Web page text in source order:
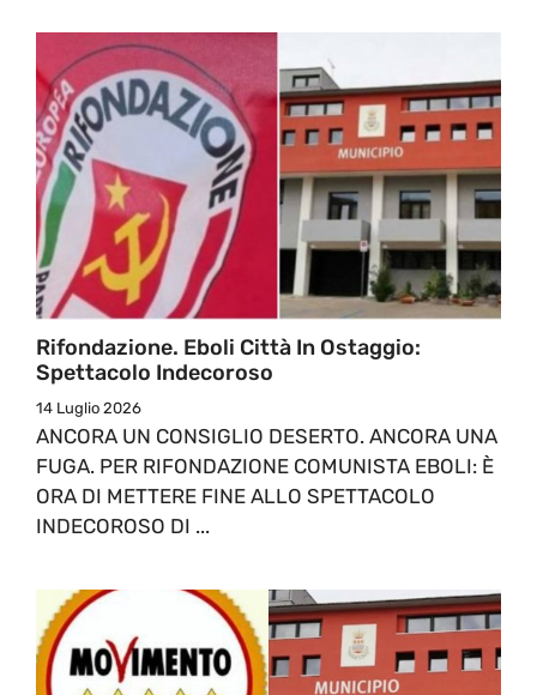
Rifondazione. Eboli Città In Ostaggio:
Spettacolo Indecoroso
14 Luglio 2026
ANCORA UN CONSIGLIO DESERTO. ANCORA UNA
FUGA. PER RIFONDAZIONE COMUNISTA EBOLI: È
ORA DI METTERE FINE ALLO SPETTACOLO
INDECOROSO DI ...